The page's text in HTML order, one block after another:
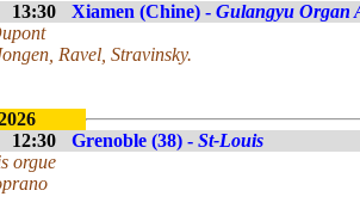
13:30 Xiamen (Chine) - Gulangyu Organ
Ravel, Stravinsky.
12:30
Grenoble (38) - St-Louis
orgue